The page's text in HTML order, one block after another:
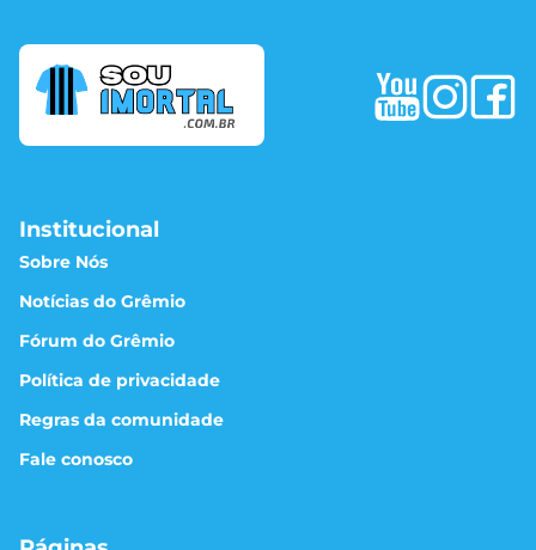
Institucional
Sobre Nós
Notícias do Grêmio
Fórum do Grêmio
Política de privacidade
Regras da comunidade
Fale conosco